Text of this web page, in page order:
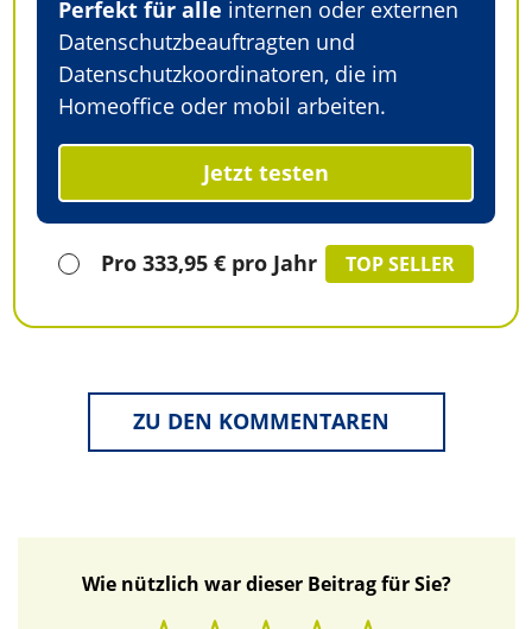
Perfekt für alle internen oder externen
Datenschutzbeauftragten und
Datenschutzkoordinatoren, die im
Homeoffice oder mobil arbeiten.
Jetzt testen
Pro 333,95 € pro Jahr TOP SELLER
ZU DEN KOMMENTAREN
Wie nützlich war dieser Beitrag für Sie?